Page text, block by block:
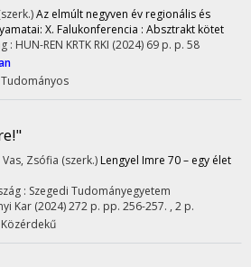
Az elmúlt negyven év regionális és
X. Falukonferencia : Absztrakt kötet
: HUN-REN KRTK RKI (2024) 69 p. p. 58
Tudományos
Zsófia (szerk.) Lengyel Imre 70 – egy élet
: Szegedi Tudományegyetem
Kar (2024)272 p. pp. 256-257. , 2 p.
Közérdekű